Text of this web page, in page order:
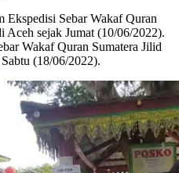
Sebar Wakaf Quran
Aceh sejak Jumat (10/06/2022).
Wakaf Quran Sumatera Jilid
(18/06/2022).